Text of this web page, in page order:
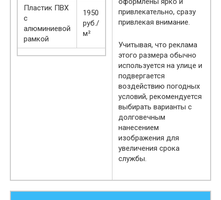
Пластик ПВХ
с
алюминиевой
рамкой
1950
руб./
м²
привлекательно, сразу
привлекая внимание.
Учитывая, что реклама
этого размера обычно
используется на улице и
подвергается
воздействию погодных
условий, рекомендуется
выбирать варианты с
долговечным
нанесением
изображения для
увеличения срока
службы.